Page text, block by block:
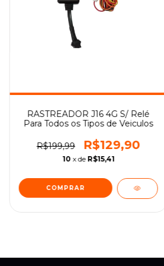
RASTREADOR J16 4G S/ Relé
Para Todos os Tipos de Veiculos
R$199,99 R$129,90
10 x de R$15,41